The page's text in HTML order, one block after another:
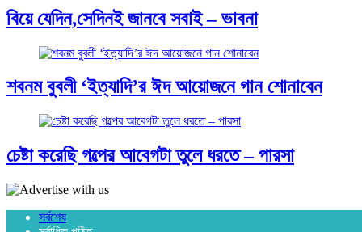
বিয়ে যেদিন,সেদিনই জানবে সবাই – ভাবনা
শবনম বুবলী ‘ইত্যাদি’র ঈদ আয়োজনে গান শোনাবেন
চেষ্টা করেছি গল্পের আবেগটা তুলে ধরতে – পারসা
সর্বশেষ